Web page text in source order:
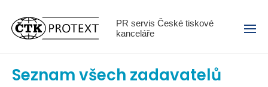
PR servis České tiskové
kanceláře
Menu
Seznam všech zadavatelů